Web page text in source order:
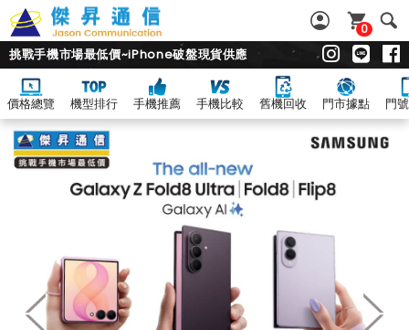
0
挑戰手機市場最低價~iPhone破盤現貨供應
價格總覽 機型排行 手機推薦 手機比較 舊機回收 門市據點 門